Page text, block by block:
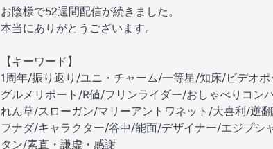
お陰様で52週間配信が続きました。
本当にありがとうございます。
【キーワード】
1周年/振り返り/ユニ・チャーム/一等星/知床/ビデオ
グルメリポート/R値/フリンライダー/おしゃべりコン
れん草/スローガン/マリーアントワネット/大喜利/逆
フナダ/キャラクター/谷中/能面/デザイナー/エジプ
タン/素直・謙虚・感謝